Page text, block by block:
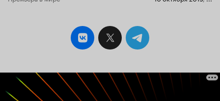
эклектичный. Режиссёру не удалость собрать
эти 4 историии воедино, сплести их в общее
повествование, поэтому примерно через
полчаса просмотра начинаешь регулярно
ещё осталось?...' Ну и с откровенностью тоже
проблемы: если считать откровенностью то,
что там каждые 5 минут показывают
обнажённое тело, то это вовсе не